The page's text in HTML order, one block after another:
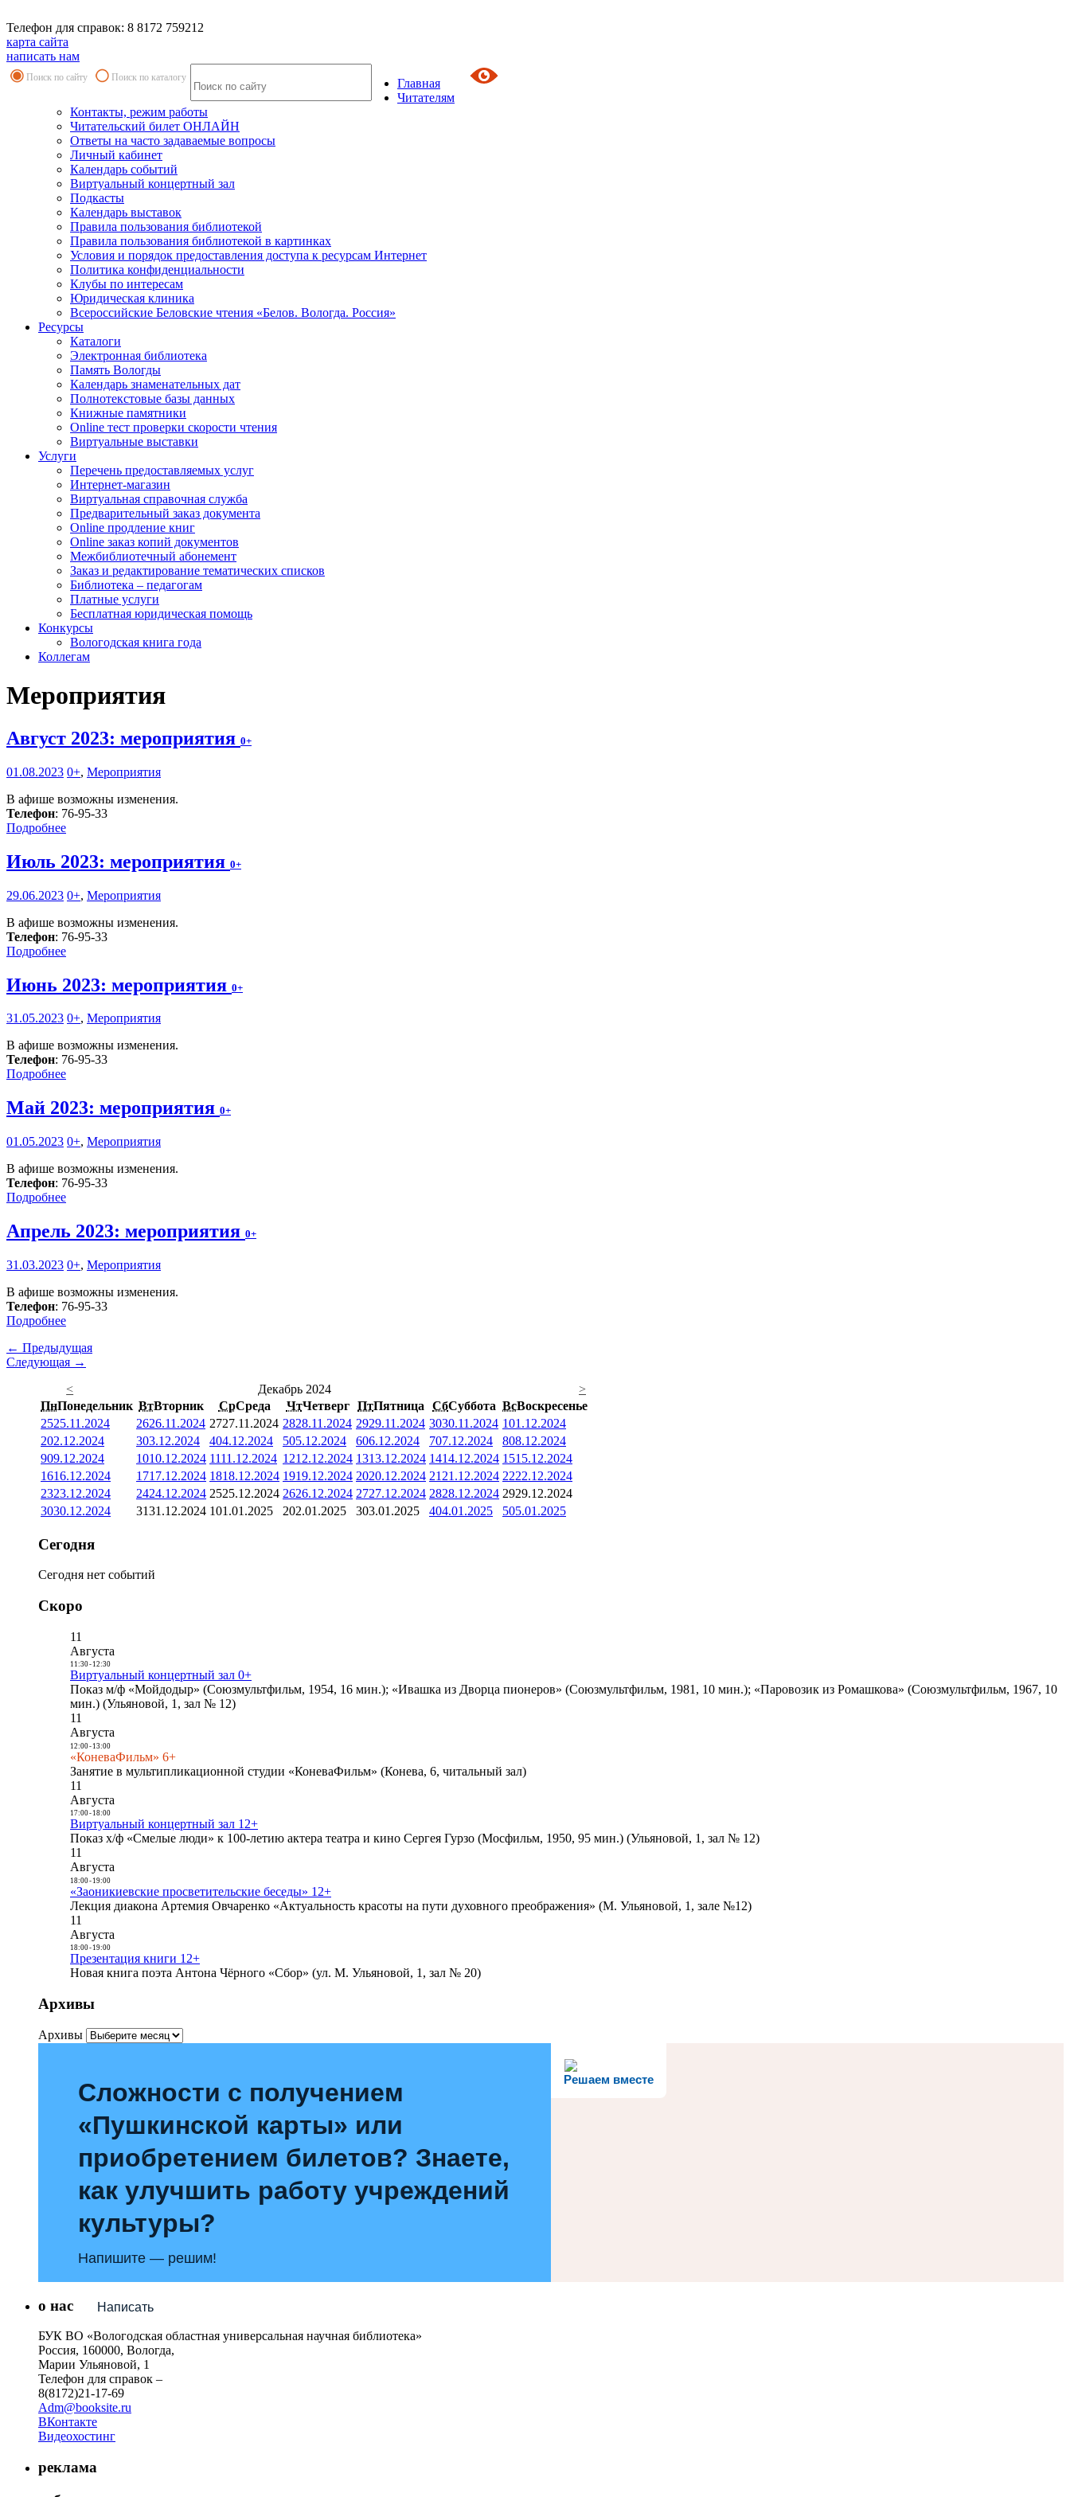
Телефон для справок: 8 8172 759212
карта сайта
написать нам
Поиск по сайту Поиск по каталогу
Главная
Читателям
Контакты, режим работы
Читательский билет ОНЛАЙН
Ответы на часто задаваемые вопросы
Личный кабинет
Календарь событий
Виртуальный концертный зал
Подкасты
Календарь выставок
Правила пользования библиотекой
Правила пользования библиотекой в картинках
Условия и порядок предоставления доступа к ресурсам Интернет
Политика конфиденциальности
Клубы по интересам
Юридическая клиника
Всероссийские Беловские чтения «Белов. Вологда. Россия»
Ресурсы
Каталоги
Электронная библиотека
Память Вологды
Календарь знаменательных дат
Полнотекстовые базы данных
Книжные памятники
Online тест проверки скорости чтения
Виртуальные выставки
Услуги
Перечень предоставляемых услуг
Интернет-магазин
Виртуальная справочная служба
Предварительный заказ документа
Online продление книг
Online заказ копий документов
Межбиблиотечный абонемент
Заказ и редактирование тематических списков
Библиотека – педагогам
Платные услуги
Бесплатная юридическая помощь
Конкурсы
Вологодская книга года
Коллегам
Мероприятия
Август 2023: мероприятия 0+
01.08.2023 0+, Мероприятия
В афише возможны изменения.
Телефон: 76-95-33
Подробнее
Июль 2023: мероприятия 0+
29.06.2023 0+, Мероприятия
В афише возможны изменения.
Телефон: 76-95-33
Подробнее
Июнь 2023: мероприятия 0+
31.05.2023 0+, Мероприятия
В афише возможны изменения.
Телефон: 76-95-33
Подробнее
Май 2023: мероприятия 0+
01.05.2023 0+, Мероприятия
В афише возможны изменения.
Телефон: 76-95-33
Подробнее
Апрель 2023: мероприятия 0+
31.03.2023 0+, Мероприятия
В афише возможны изменения.
Телефон: 76-95-33
Подробнее
← Предыдущая
Следующая →
<
Декабрь 2024
>
ПнПонедельник ВтВторник СрСреда ЧтЧетверг ПтПятница СбСуббота ВсВоскресенье
2525.11.2024 2626.11.2024 2727.11.2024 2828.11.2024 2929.11.2024 3030.11.2024 101.12.2024
202.12.2024 303.12.2024 404.12.2024 505.12.2024 606.12.2024 707.12.2024 808.12.2024
909.12.2024 1010.12.2024 1111.12.2024 1212.12.2024 1313.12.2024 1414.12.2024 1515.12.2024
1616.12.2024 1717.12.2024 1818.12.2024 1919.12.2024 2020.12.2024 21 21.12.2024 2222.12.2024
2323.12.2024 2424.12.2024 2525.12.2024 2626.12.2024 2727.12.2024 2828.12.2024 2929.12.2024
3030.12.2024 3131.12.2024 101.01.2025 202.01.2025 303.01.2025 404.01.2025 505.01.2025
Сегодня
Сегодня нет событий
Скоро
11
Августа
11:30- 12:30
Виртуальный концертный зал 0+
Показ м/ф «Мойдодыр» (Союзмультфильм, 1954, 16 мин.); «Ивашка из Дворца пионеров» (Союзмультфильм, 1981, 10 мин.); «Паровозик из Ромашкова» (Союзмультфильм, 1967, 10
мин.) (Ульяновой, 1, зал № 12)
11
Августа
12:00- 13:00
«КоневаФильм» 6+
Занятие в мультипликационной студии «КоневаФильм» (Конева, 6, читальный зал)
11
Августа
17:00- 18:00
Виртуальный концертный зал 12+
Показ х/ф «Смелые люди» к 100-летию актера театра и кино Сергея Гурзо (Мосфильм, 1950, 95 мин.) (Ульяновой, 1, зал № 12)
11
Августа
18:00- 19:00
«Заоникиевские просветительские беседы» 12+
Лекция диакона Артемия Овчаренко «Актуальность красоты на пути духовного преображения» (М. Ульяновой, 1, зале №12)
11
Августа
18:00- 19:00
Презентация книги 12+
Новая книга поэта Антона Чёрного «Сбор» (ул. М. Ульяновой, 1, зал № 20)
Архивы
Архивы
Решаем вместе
Сложности с получением
«Пушкинской карты» или
приобретением билетов? Знаете,
как улучшить работу учреждений
культуры?
Напишите — решим!
Написать
о нас
БУК ВО «Вологодская областная универсальная научная библиотека»
Россия, 160000, Вологда,
Марии Ульяновой, 1
Телефон для справок –
8(8172)21-17-69
Adm@booksite.ru
ВКонтакте
Видеохостинг
реклама